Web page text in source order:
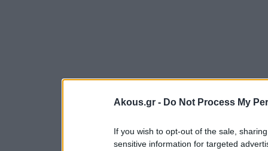
Akous.gr - Do Not Process My
If you wish to opt-out of the sale,
sensitive information for targeted